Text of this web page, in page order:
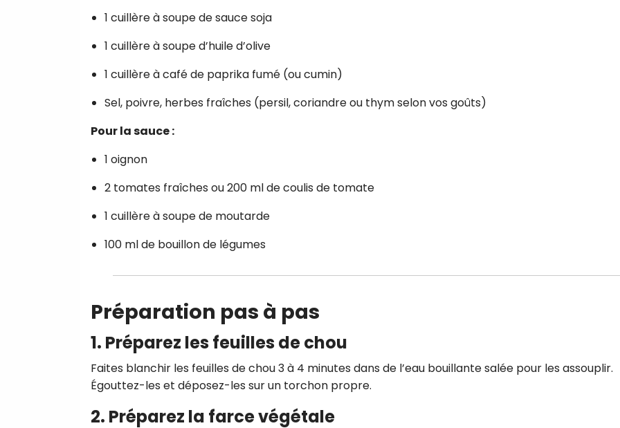
1 cuillère à soupe de sauce soja
1 cuillère à soupe d’huile d’olive
1 cuillère à café de paprika fumé (ou cumin)
Sel, poivre, herbes fraîches (persil, coriandre ou thym selon vos goûts)
Pour la sauce :
1 oignon
2 tomates fraîches ou 200 ml de coulis de tomate
1 cuillère à soupe de moutarde
100 ml de bouillon de légumes
Préparation pas à pas
1. Préparez les feuilles de chou
Faites blanchir les feuilles de chou 3 à 4 minutes dans de l’eau bouillante salée pour les assouplir.
Égouttez-les et déposez-les sur un torchon propre.
2. Préparez la farce végétale